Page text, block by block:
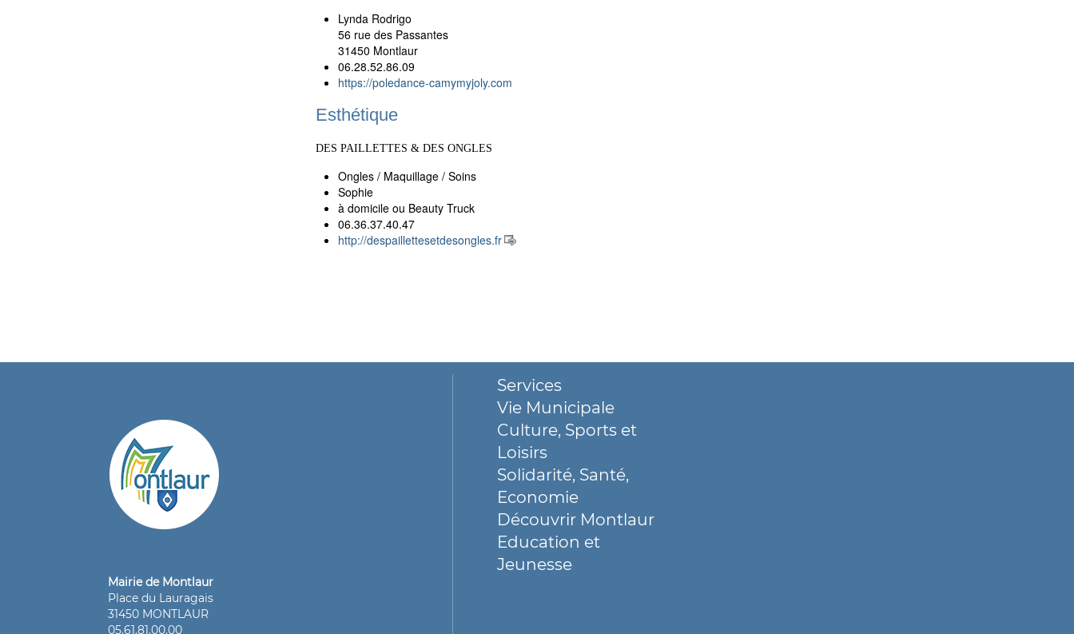
Lynda Rodrigo
56 rue des Passantes
31450 Montlaur
06.28.52.86.09
https://poledance-camymyjoly.com
Esthétique
DES PAILLETTES & DES ONGLES
Ongles / Maquillage / Soins
Sophie
à domicile ou Beauty Truck
06.36.37.40.47
http://despaillettesetdesongles.fr
Mairie de Montlaur
Place du Lauragais
31450 MONTLAUR
05.61.81.00.00
Services
Vie Municipale
Culture, Sports et
Loisirs
Solidarité, Santé,
Economie
Découvrir Montlaur
Education et
Jeunesse